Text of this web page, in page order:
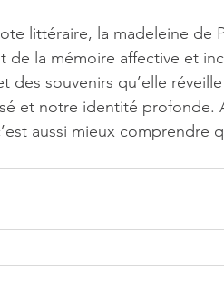
littéraire, la madeleine de
la mémoire affective et
des souvenirs qu’elle
et notre identité profonde.
aussi mieux comprendre